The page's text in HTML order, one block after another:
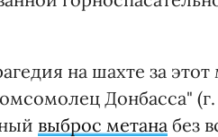
на шахте за этот
Донбасса"
выброс метана без